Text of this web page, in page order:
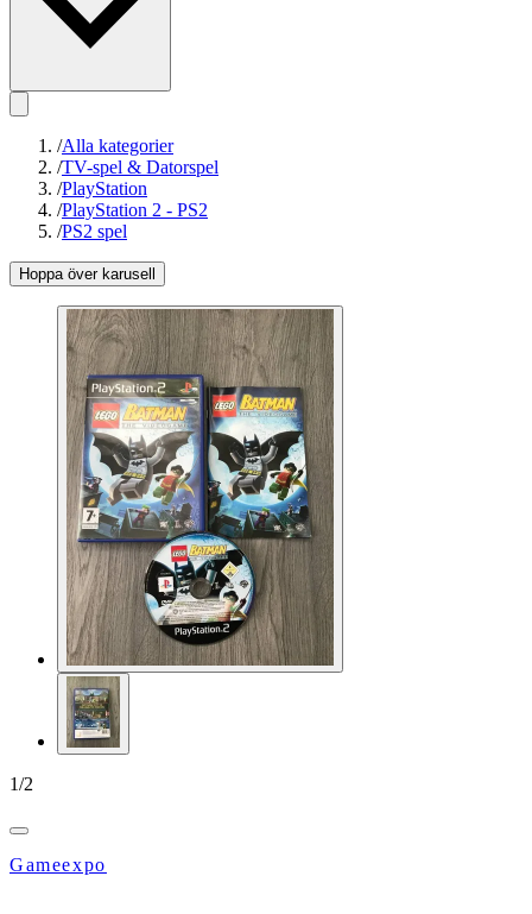
/Alla kategorier
/TV-spel & Datorspel
/PlayStation
/PlayStation 2 - PS2
/PS2 spel
Hoppa över karusell
1/2
Gameexpo